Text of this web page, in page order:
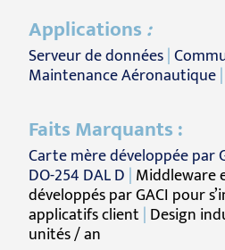
Applications:
Serveur de données|
Maintenance Aéronautique|
Faits Marquants :
Carte mère développée par
DO-254 DAL D | Middleware
développés par GACI pour
applicatifs client | Design
unités / an